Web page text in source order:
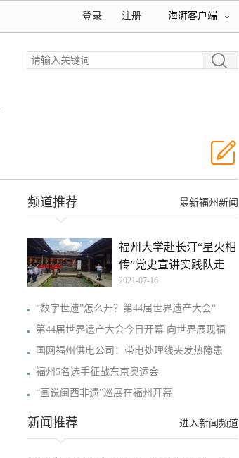
海湃客户端
注册
登录
最新福州新闻
频道推荐
福州大学赴长汀“星火相
传”党史宣讲实践队走
2021-07-16
“数字世遗”怎么开？第44届世界遗产大会“
第44届世界遗产大会今日开幕 向世界展现福
国网福州供电公司：带电处理线夹发热隐患
福州5名选手征战东京奥运会
“画说闽西非遗”巡展在福州开幕
进入新闻频道
新闻推荐